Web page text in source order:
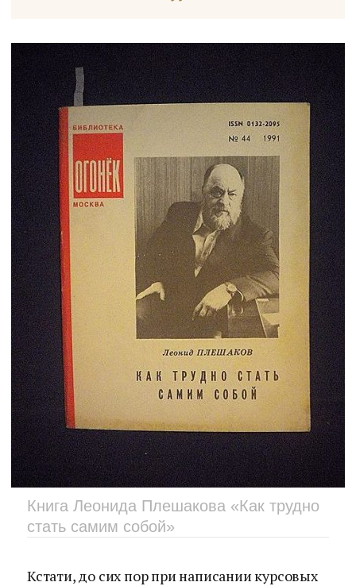
Книга Леонида Плешакова «Как трудно
стать самим собой»
Кстати, до сих пор при написании курсовых